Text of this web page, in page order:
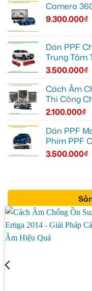
Camera
9.300.000₫
Dán PPF
Trung Tâm
3.500.000₫
Cách Âm
Thi Công
2.100.000₫
Dán PPF
Phim PPF
3.500.000₫